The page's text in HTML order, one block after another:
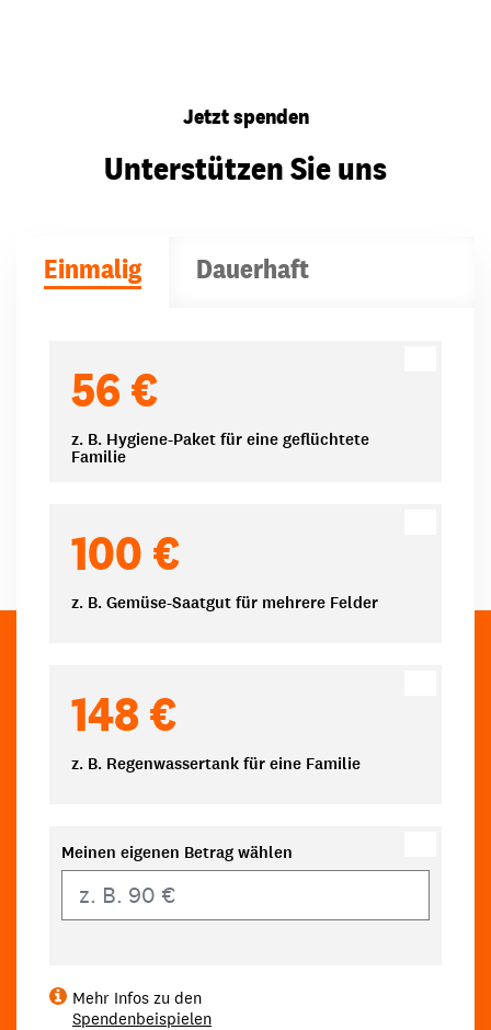
Jetzt spenden
Unterstützen Sie uns
Einmalig Dauerhaft
56 €
z. B. Hygiene-Paket für eine geflüchtete
Familie
100 €
z. B. Gemüse-Saatgut für mehrere Felder
148 €
z. B. Regenwassertank für eine Familie
Meinen eigenen Betrag wählen
Mehr Infos zu den
Spendenbeispielen